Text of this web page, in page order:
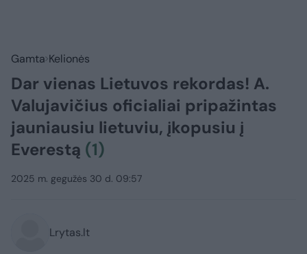
Gamta Kelionės
Dar vienas Lietuvos rekordas! A.
Valujavičius oficialiai pripažintas
jauniausiu lietuviu, įkopusiu į
Everestą (1)
2025 m. gegužės 30 d. 09:57
Lrytas.lt